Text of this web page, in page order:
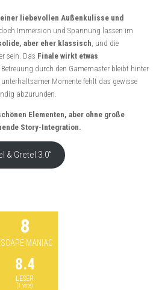
einer liebevollen Außenkulisse und
, doch Immersion und Spannung lassen im
aber eher klassisch , und die
sein. Das Finale wirkt etwas
Betreuung durch den Gamemaster bleibt hinter
Momente fehlt das gewisse
abzurunden.
Elementen, aber ohne große
Story-Integration.
& Gretel 3.0”
8
MANIAC
8.4
LESER
(1 vote)